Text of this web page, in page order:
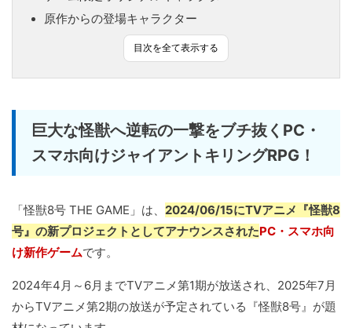
原作からの登場キャラクター
目次を全て表示する
巨大な怪獣へ逆転の一撃をブチ抜くPC・
スマホ向けジャイアントキリングRPG！
「怪獣8号 THE GAME」は、 2024/06/15にTVアニメ『怪獣8
号』の新プロジェクトとしてアナウンスされたPC・スマホ向
け新作ゲームです。
2024年4月～6月までTVアニメ第1期が放送され、2025年7月
からTVアニメ第2期の放送が予定されている『怪獣8号』が題